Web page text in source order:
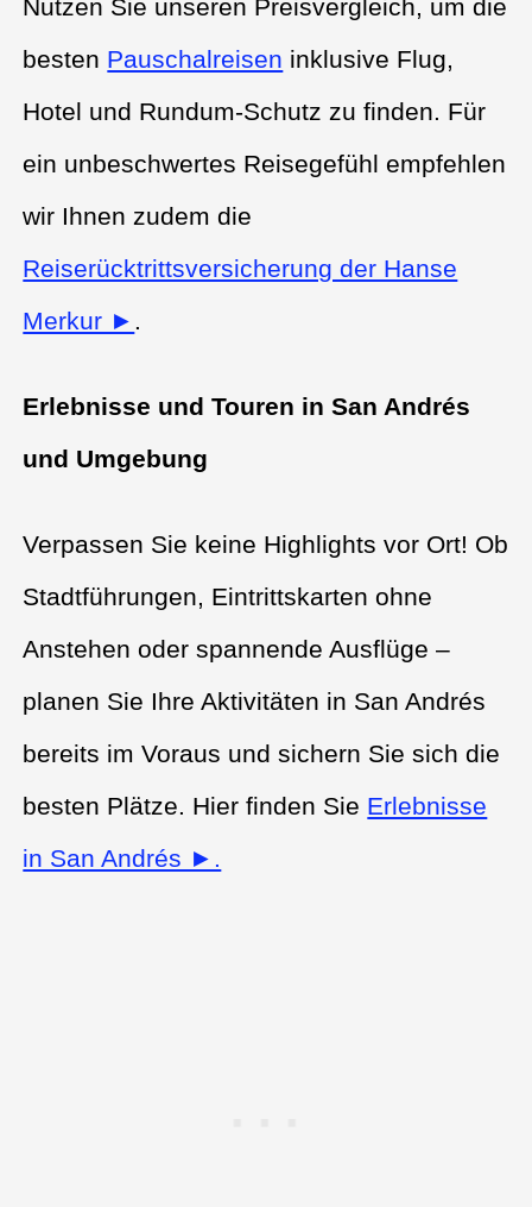
Nutzen Sie unseren Preisvergleich, um die
besten Pauschalreisen inklusive Flug,
Hotel und Rundum-Schutz zu finden. Für
ein unbeschwertes Reisegefühl empfehlen
wir Ihnen zudem die
Reiserücktrittsversicherung der Hanse
Merkur ► .
Erlebnisse und Touren in San Andrés
und Umgebung
Verpassen Sie keine Highlights vor Ort! Ob
Stadtführungen, Eintrittskarten ohne
Anstehen oder spannende Ausflüge –
planen Sie Ihre Aktivitäten in San Andrés
bereits im Voraus und sichern Sie sich die
besten Plätze. Hier finden Sie Erlebnisse
in San Andrés ►.